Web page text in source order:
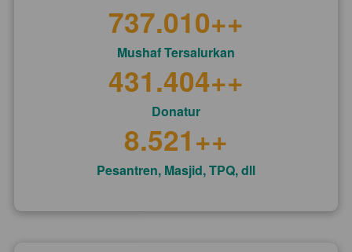
737.010++
Mushaf Tersalurkan
431.404++
Donatur
8.521++
Pesantren, Masjid, TPQ, dll